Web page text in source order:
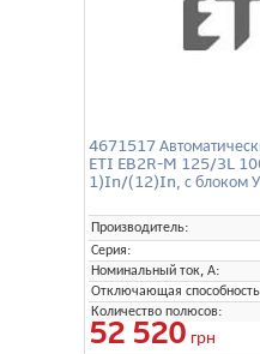
4671517
ETI EB2R-M 125/3L
1)In/(12)In, с блоком
Производитель:
Серия:
Номинальный ток, А:
Отключающая
Количество полюсов:
52 520 грн